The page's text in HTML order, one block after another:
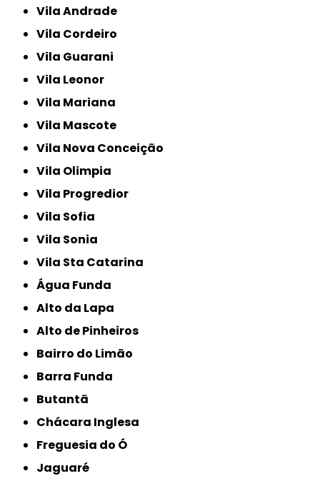
Vila Andrade
Vila Cordeiro
Vila Guarani
Vila Leonor
Vila Mariana
Vila Mascote
Vila Nova Conceição
Vila Olimpia
Vila Progredior
Vila Sofia
Vila Sonia
Vila Sta Catarina
Água Funda
Alto da Lapa
Alto de Pinheiros
Bairro do Limão
Barra Funda
Butantã
Chácara Inglesa
Freguesia do Ó
Jaguaré